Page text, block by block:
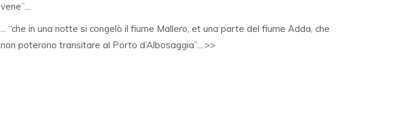
vene”....
... “che in una notte si congelò il fiume Mallero, et una parte del fiume Adda, che
non poterono transitare al Porto d’Albosaggia”....>>